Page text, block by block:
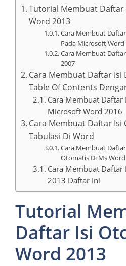
Tutorial Membuat Daftar
Word 2013
Cara Membuat
Pada Microsoft
Cara Membuat
2007
Cara Membuat Daftar Isi
Table Of Contents
Cara Membuat Daftar
Microsoft Word 2016
Cara Membuat Daftar Isi
Tabulasi Di Word
Cara Membuat
Otomatis Di Ms Word
Cara Membuat
2013 Daftar Ini
Tutorial
Daftar Isi
Word 2013